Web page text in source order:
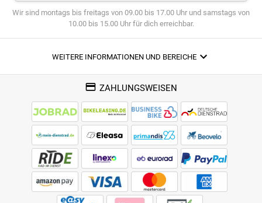
Wir sind montags bis freitags von 09.00 bis 17.00 Uhr und samstags von
10.00 bis 15.00 Uhr für dich erreichbar.
WEITERE INFORMATIONEN UND BEREICHE
ZAHLUNGSWEISEN